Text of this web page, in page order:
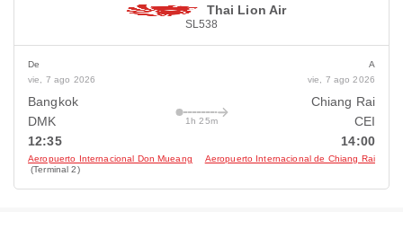
Thai Lion Air
SL538
De
vie, 7 ago 2026
Bangkok
DMK
12:35
Aeropuerto Internacional Don Mueang
(Terminal 2)
1h 25m
A
vie, 7 ago 2026
Chiang Rai
CEI
14:00
Aeropuerto Internacional de Chiang Rai